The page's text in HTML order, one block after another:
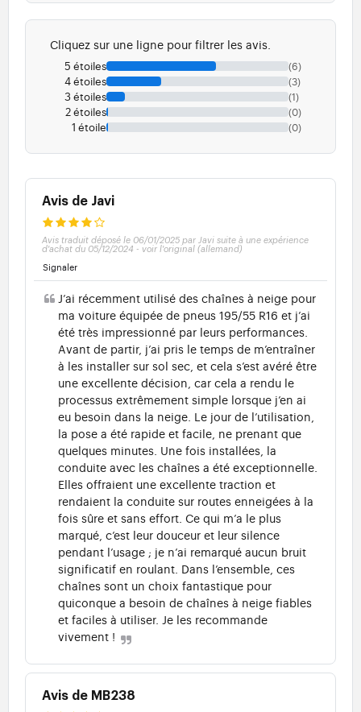
Cliquez sur une ligne pour filtrer les avis.
5 étoiles (6)
4 étoiles (3)
3 étoiles (1)
2 étoiles (0)
1 étoile (0)
Avis de Javi
Avis traduit déposé le 06/01/2025 par Javi suite à une expérience
d'achat du 05/12/2024 - voir l'original (allemand)
Signaler
J’ai récemment utilisé des chaînes à neige pour
ma voiture équipée de pneus 195/55 R16 et j’ai
été très impressionné par leurs performances.
Avant de partir, j’ai pris le temps de m’entraîner
à les installer sur sol sec, et cela s’est avéré être
une excellente décision, car cela a rendu le
processus extrêmement simple lorsque j’en ai
eu besoin dans la neige. Le jour de l’utilisation,
la pose a été rapide et facile, ne prenant que
quelques minutes. Une fois installées, la
conduite avec les chaînes a été exceptionnelle.
Elles offraient une excellente traction et
rendaient la conduite sur routes enneigées à la
fois sûre et sans effort. Ce qui m’a le plus
marqué, c’est leur douceur et leur silence
pendant l’usage ; je n’ai remarqué aucun bruit
significatif en roulant. Dans l’ensemble, ces
chaînes sont un choix fantastique pour
quiconque a besoin de chaînes à neige fiables
et faciles à utiliser. Je les recommande
vivement !
Avis de MB238